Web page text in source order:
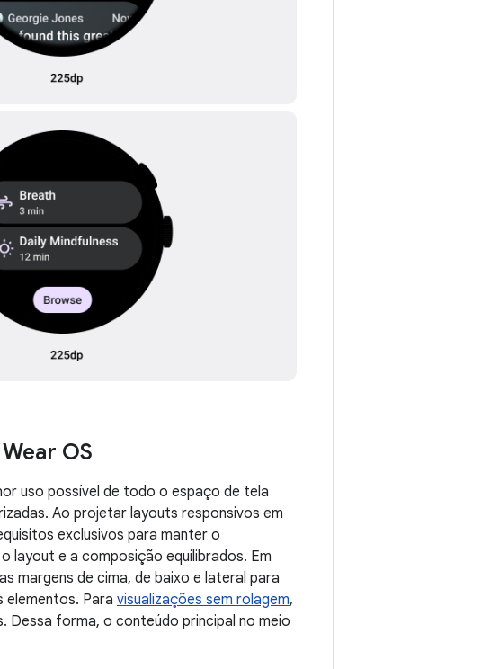
OS
uso possível de todo o espaço de tela
Ao projetar layouts responsivos em
exclusivos para manter o
layout e a composição equilibrados. Em
margens de cima, de baixo e lateral para
Para visualizações sem rolagem,
forma, o conteúdo principal no meio